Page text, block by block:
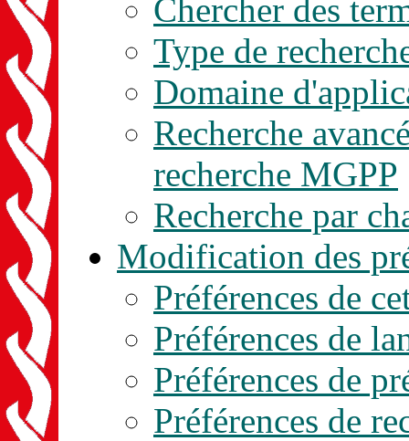
Chercher des
Type de
Domaine
Recherche
recherche MGPP
Recherche par
Modification des
Préférences de
Préférences de
Préférences de
Préférences de